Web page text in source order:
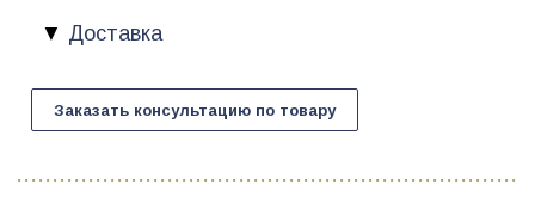
Доставка
Заказать консультацию по товару